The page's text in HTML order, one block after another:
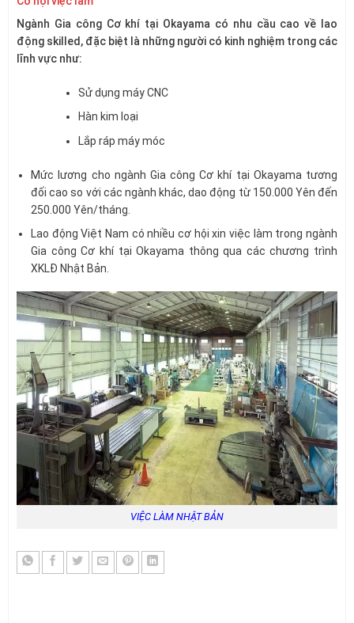
Ngành Gia công Cơ khí tại Okayama có nhu cầu cao về lao
động skilled, đặc biệt là những người có kinh nghiệm trong các
lĩnh vực như:
Sử dụng máy CNC
Hàn kim loại
Lắp ráp máy móc
Mức lương cho ngành Gia công Cơ khí tại Okayama tương
đối cao so với các ngành khác, dao động từ 150.000 Yên đến
250.000 Yên/tháng.
Lao động Việt Nam có nhiều cơ hội xin việc làm trong ngành
Gia công Cơ khí tại Okayama thông qua các chương trình
XKLĐ Nhật Bản.
VIỆC LÀM NHẬT BẢN